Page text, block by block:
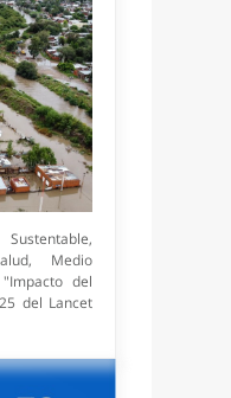
Medio
del
del Lancet